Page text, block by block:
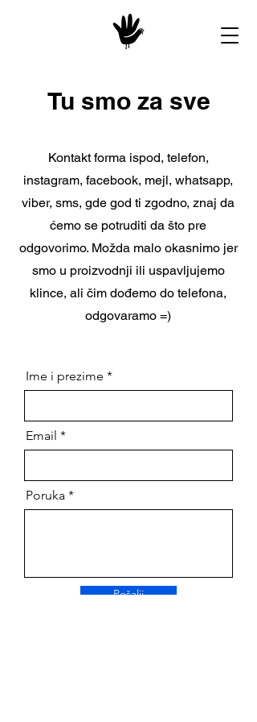
Tu smo za sve
Kontakt forma ispod, telefon,
instagram, facebook, mejl, whatsapp,
viber, sms, gde god ti zgodno, znaj da
ćemo se potruditi da što pre
odgovorimo. Možda malo okasnimo jer
smo u proizvodnji ili uspavljujemo
klince, ali čim dođemo do telefona,
odgovaramo =)
Ime i prezime
Email
Poruka
Pošalji